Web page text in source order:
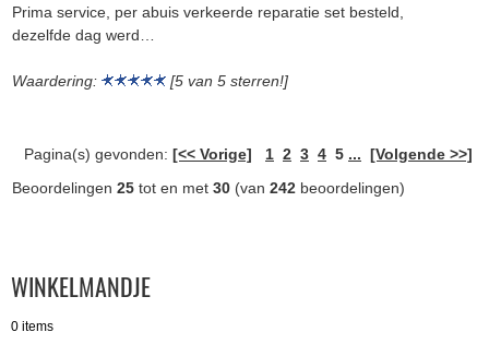
Prima service, per abuis verkeerde reparatie set besteld,
dezelfde dag werd…
Waardering: [5 van 5 sterren!]
Pagina(s) gevonden: [<< Vorige] 1 2 3 4 5 ... [Volgende >>]
Beoordelingen 25 tot en met 30 (van 242 beoordelingen)
WINKELMANDJE
0 items